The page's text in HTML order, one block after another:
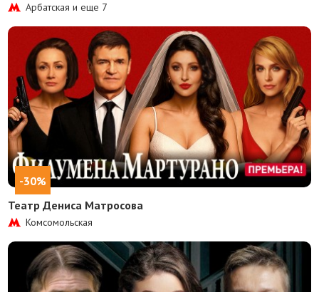
Арбатская и еще 7
-30%
Театр Дениса Матросова
Комсомольская